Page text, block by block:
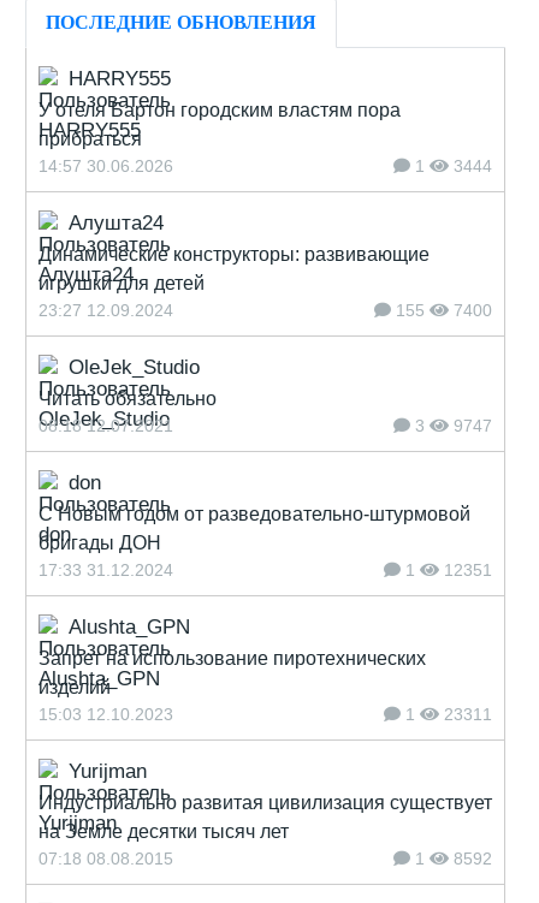
ПОСЛЕДНИЕ ОБНОВЛЕНИЯ
HARRY555
У отеля Бартон городским властям пора
прибраться
14:57 30.06.2026 1 3444
Алушта24
Динамические конструкторы: развивающие
игрушки для детей
23:27 12.09.2024 155 7400
OleJek_Studio
Читать обязательно
08:18 12.07.2021 3 9747
don
С Новым годом от разведовательно-штурмовой
бригады ДОН
17:33 31.12.2024 1 12351
Alushta_GPN
Запрет на использование пиротехнических
изделий
15:03 12.10.2023 1 23311
Yurijman
Индустриально развитая цивилизация существует
на Земле десятки тысяч лет
07:18 08.08.2015 1 8592